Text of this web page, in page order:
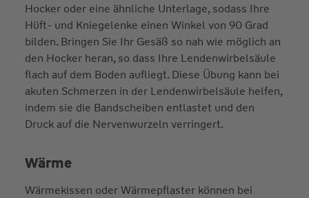
Hocker oder eine ähnliche Unterlage, sodass Ihre
Hüft- und Kniegelenke einen Winkel von 90 Grad
bilden. Bringen Sie Ihr Gesäß so nah wie möglich an
den Hocker heran, so dass Ihre Lendenwirbelsäule
flach auf dem Boden aufliegt. Diese Übung kann bei
akuten Schmerzen in der Lendenwirbelsäule helfen,
indem sie die Bandscheiben entlastet und den
Druck auf die Nervenwurzeln verringert.
Wärme
Wärmekissen oder Wärmepflaster können bei